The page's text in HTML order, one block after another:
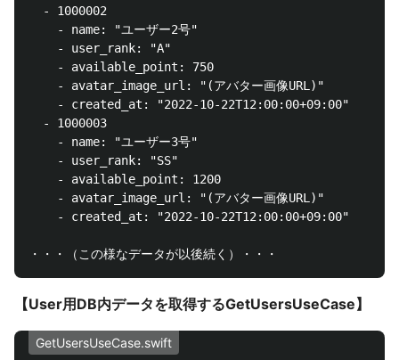
  - 1000002
    - name: "ユーザー2号"
    - user_rank: "A"
    - available_point: 750
    - avatar_image_url: "(アバター画像URL)"
    - created_at: "2022-10-22T12:00:00+09:00"
  - 1000003
    - name: "ユーザー3号"
    - user_rank: "SS"
    - available_point: 1200
    - avatar_image_url: "(アバター画像URL)"
    - created_at: "2022-10-22T12:00:00+09:00"
【User用DB内データを取得するGetUsersUseCase】
GetUsersUseCase.swift